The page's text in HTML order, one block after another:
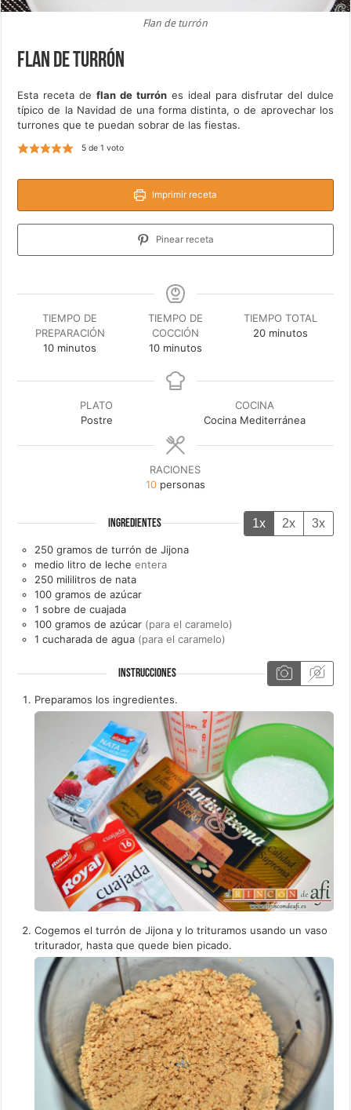
Flan de turrón
Flan de turrón
Esta receta deflan de turrón es ideal para disfrutar del dulce
típico de la Navidad de una forma distinta, o de aprovechar los
turrones que te puedan sobrar de las fiestas.
5de 1 voto
Imprimir receta
Pinear receta
TIEMPO DE
PREPARACIÓN
10minutos
minutos
TIEMPO DE
COCCIÓN
10minutos
minutos
TIEMPO TOTAL
20minutos
minutos
PLATO
Postre
COCINA
Cocina Mediterránea
RACIONES
10 personas
INGREDIENTES 1x 2x 3x
250 gramos de turrón de Jijona
medio litro de leche entera
250 mililitros de nata
100 gramos de azúcar
1 sobre de cuajada
100 gramos de azúcar (para el caramelo)
1 cucharada de agua (para el caramelo)
INSTRUCCIONES
Preparamos los ingredientes.
Cogemos el turrón de Jijona y lo trituramos usando un vaso
triturador, hasta que quede bien picado.